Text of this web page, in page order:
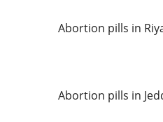
Abortion pills in
Abortion pills in